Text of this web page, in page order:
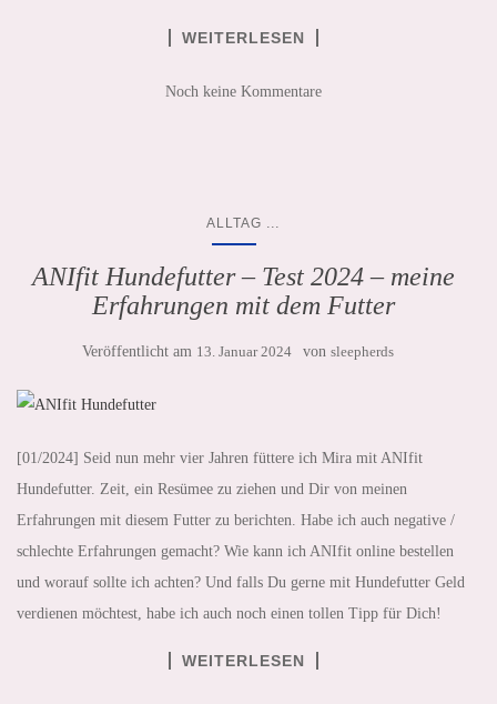
WEITERLESEN
Noch keine Kommentare
ALLTAG
ANIfit Hundefutter – Test 2024 – meine
Erfahrungen mit dem Futter
Veröffentlicht am 13. Januar 2024 von sleepherds
[01/2024] Seid nun mehr vier Jahren füttere ich Mira mit ANIfit
Hundefutter. Zeit, ein Resümee zu ziehen und Dir von meinen
Erfahrungen mit diesem Futter zu berichten. Habe ich auch negative /
schlechte Erfahrungen gemacht? Wie kann ich ANIfit online bestellen
und worauf sollte ich achten? Und falls Du gerne mit Hundefutter Geld
verdienen möchtest, habe ich auch noch einen tollen Tipp für Dich!
WEITERLESEN